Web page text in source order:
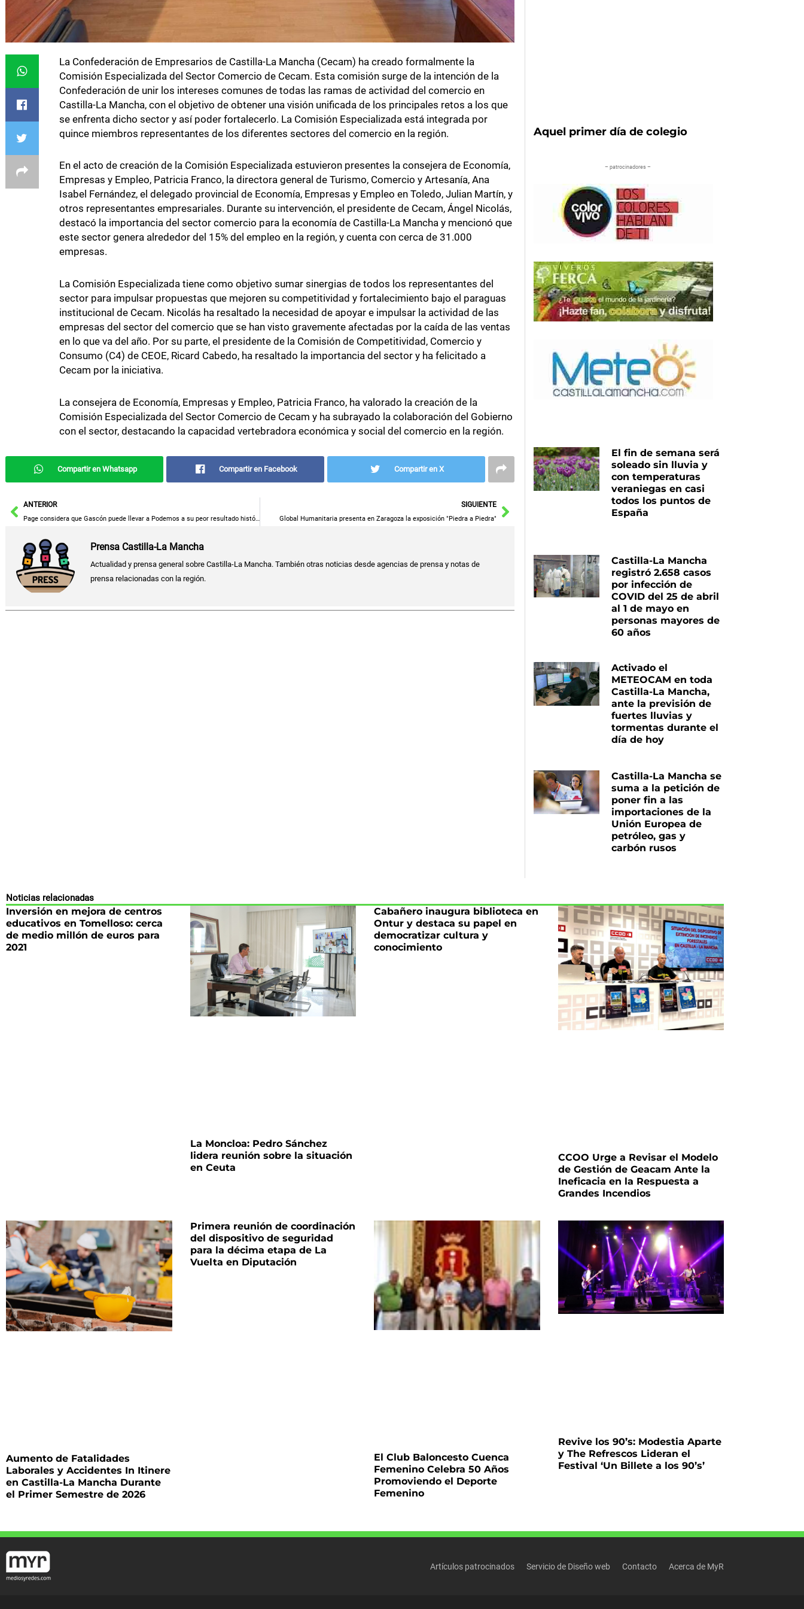
La Confederación de Empresarios de Castilla-La Mancha (Cecam) ha creado formalmente la
Comisión Especializada del Sector Comercio de Cecam. Esta comisión surge de la intención de la
Confederación de unir los intereses comunes de todas las ramas de actividad del comercio en
Castilla-La Mancha, con el objetivo de obtener una visión unificada de los principales retos a los que
se enfrenta dicho sector y así poder fortalecerlo. La Comisión Especializada está integrada por
quince miembros representantes de los diferentes sectores del comercio en la región.
En el acto de creación de la Comisión Especializada estuvieron presentes la consejera de Economía,
Empresas y Empleo, Patricia Franco, la directora general de Turismo, Comercio y Artesanía, Ana
Isabel Fernández, el delegado provincial de Economía, Empresas y Empleo en Toledo, Julian Martín, y
otros representantes empresariales. Durante su intervención, el presidente de Cecam, Ángel Nicolás,
destacó la importancia del sector comercio para la economía de Castilla-La Mancha y mencionó que
este sector genera alrededor del 15% del empleo en la región, y cuenta con cerca de 31.000
empresas.
La Comisión Especializada tiene como objetivo sumar sinergias de todos los representantes del
sector para impulsar propuestas que mejoren su competitividad y fortalecimiento bajo el paraguas
institucional de Cecam. Nicolás ha resaltado la necesidad de apoyar e impulsar la actividad de las
empresas del sector del comercio que se han visto gravemente afectadas por la caída de las ventas
en lo que va del año. Por su parte, el presidente de la Comisión de Competitividad, Comercio y
Consumo (C4) de CEOE, Ricard Cabedo, ha resaltado la importancia del sector y ha felicitado a
Cecam por la iniciativa.
La consejera de Economía, Empresas y Empleo, Patricia Franco, ha valorado la creación de la
Comisión Especializada del Sector Comercio de Cecam y ha subrayado la colaboración del Gobierno
con el sector, destacando la capacidad vertebradora económica y social del comercio en la región.
Compartir en Whatsapp Compartir en Facebook Compartir en X
AntANTERIOR
Page considera que Gascón puede llevar a Podemos a su peor resultado histórico al actuar como aliado de Núñez y Vox.
SIGUIENTE
Global Humanitaria presenta en Zaragoza la exposición "Piedra a Piedra"
Siguiente
Prensa Castilla-La Mancha
Actualidad y prensa general sobre Castilla-La Mancha. También otras noticias desde agencias de prensa y notas de
prensa relacionadas con la región.
Aquel primer día de colegio
– patrocinadores –
El fin de semana será
soleado sin lluvia y
con temperaturas
veraniegas en casi
todos los puntos de
España
Castilla-La Mancha
registró 2.658 casos
por infección de
COVID del 25 de abril
al 1 de mayo en
personas mayores de
60 años
Activado el
METEOCAM en toda
Castilla-La Mancha,
ante la previsión de
fuertes lluvias y
tormentas durante el
día de hoy
Castilla-La Mancha se
suma a la petición de
poner fin a las
importaciones de la
Unión Europea de
petróleo, gas y
carbón rusos
Noticias relacionadas
Inversión en mejora de centros
educativos en Tomelloso: cerca
de medio millón de euros para
2021
La Moncloa: Pedro Sánchez
lidera reunión sobre la situación
en Ceuta
Cabañero inaugura biblioteca en
Ontur y destaca su papel en
democratizar cultura y
conocimiento
CCOO Urge a Revisar el Modelo
de Gestión de Geacam Ante la
Ineficacia en la Respuesta a
Grandes Incendios
Aumento de Fatalidades
Laborales y Accidentes In Itinere
en Castilla-La Mancha Durante
el Primer Semestre de 2026
Primera reunión de coordinación
del dispositivo de seguridad
para la décima etapa de La
Vuelta en Diputación
El Club Baloncesto Cuenca
Femenino Celebra 50 Años
Promoviendo el Deporte
Femenino
Revive los 90’s: Modestia Aparte
y The Refrescos Lideran el
Festival ‘Un Billete a los 90’s’
Artículos patrocinados Servicio de Diseño web Contacto Acerca de MyR